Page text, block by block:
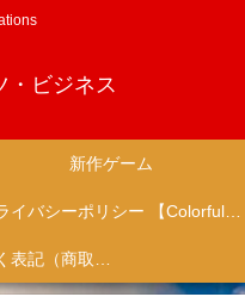
・ビジネス
新作ゲーム
プライバシーポリシー 【Colorful Creation】
特定商取引法に基づく表記（商取引に関する開示）